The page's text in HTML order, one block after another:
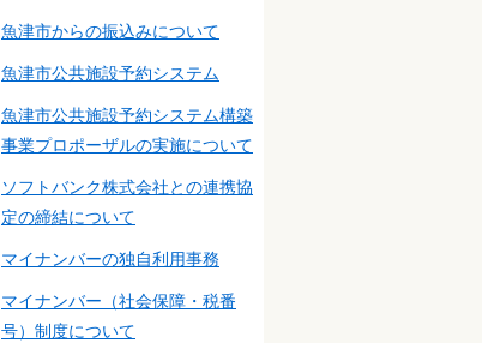
魚津市からの振込みについて
魚津市公共施設予約システム
魚津市公共施設予約システム構築
事業プロポーザルの実施について
ソフトバンク株式会社との連携協
定の締結について
マイナンバーの独自利用事務
マイナンバー（社会保障・税番
号）制度について